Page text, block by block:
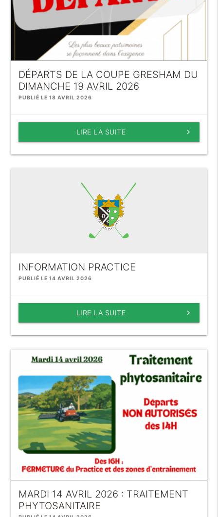
DÉPARTS DE LA COUPE GRESHAM DU
DIMANCHE 19 AVRIL 2026
PUBLIÉ LE 18 AVRIL 2026
keyboard_arrow_right
LIRE LA SUITE
INFORMATION PRACTICE
PUBLIÉ LE 14 AVRIL 2026
keyboard_arrow_right
LIRE LA SUITE
MARDI 14 AVRIL 2026 : TRAITEMENT
PHYTOSANITAIRE